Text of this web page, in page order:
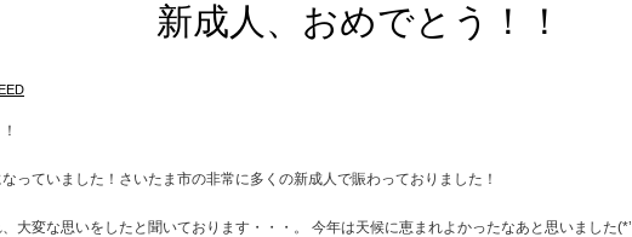
新成人、おめでとう！！
っていました！さいたま市の非常に多くの新成人で賑わっておりました！
大変な思いをしたと聞いております・・・。 今年は天候に恵まれよかったなあと思いました